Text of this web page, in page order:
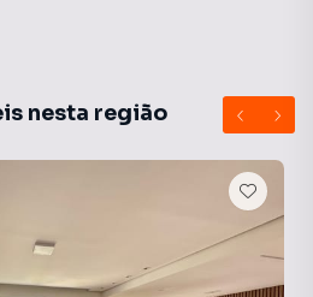
nesta região